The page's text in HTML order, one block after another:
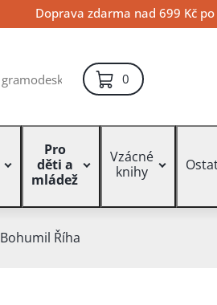
Doprava zdarma nad 699 Kč po
0položek – košík
Pro
děti a
mládež
Vzácné
knihy
Bohumil Říha